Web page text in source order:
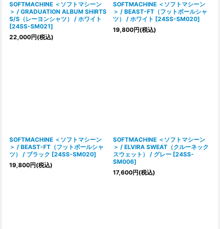
SOFTMACHINE ＜ソフトマシーン
＞ / GRADUATION ALBUM SHIRTS
S/S（レーヨンシャツ） / ホワイト
[24SS-SM021]
22,000円(税込)
SOFTMACHINE ＜ソフトマシーン
＞ / BEAST-FT（フットボールシャ
ツ） / ホワイト [24SS-SM020]
19,800円(税込)
SOFTMACHINE ＜ソフトマシーン
＞ / BEAST-FT（フットボールシャ
ツ） / ブラック [24SS-SM020]
19,800円(税込)
SOFTMACHINE ＜ソフトマシーン
＞ / ELVIRA SWEAT（クルーネック
スウェット） / グレー [24SS-
SM006]
17,600円(税込)